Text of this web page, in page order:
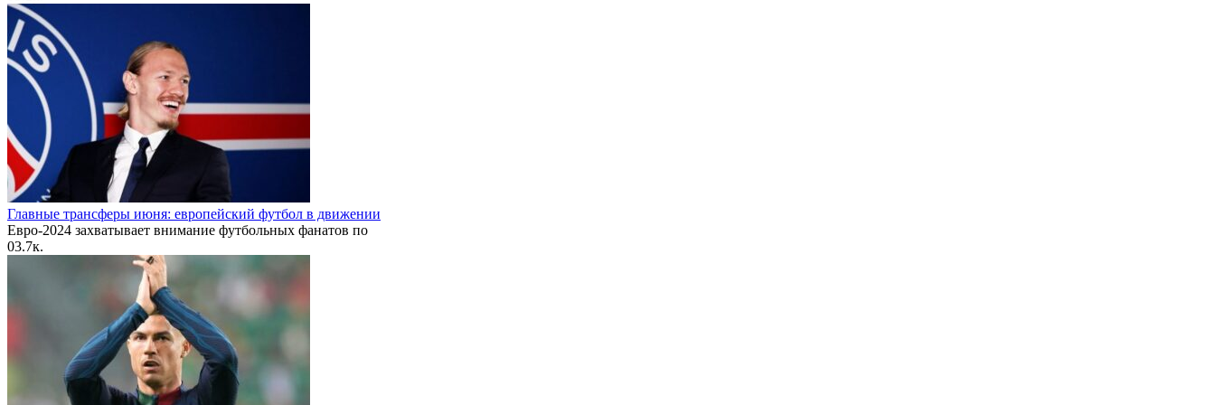
Главные трансферы июня: европейский футбол в движении
Евро-2024 захватывает внимание футбольных фанатов по
03.7к.